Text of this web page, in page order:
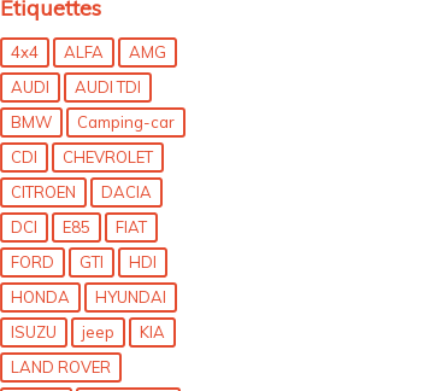
Étiquettes
4x4 ALFA
AMG
AUDI
AUDI TDI
BMW
Camping-car
CDI
CHEVROLET
CITROEN
DACIA
DCI
E85
FIAT
FORD
GTI
HDI
HONDA
HYUNDAI
ISUZU
jeep
KIA
LAND ROVER